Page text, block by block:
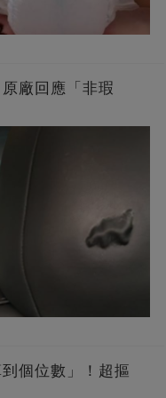
廠回應「非瑕
個位數」！超摳